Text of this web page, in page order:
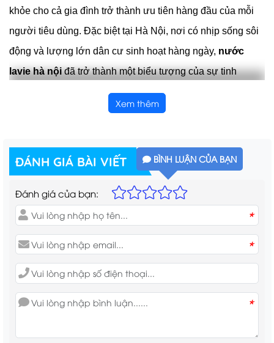
khỏe cho cả gia đình trở thành ưu tiên hàng đầu của mỗi
người tiêu dùng. Đặc biệt tại Hà Nội, nơi có nhịp sống sôi
động và lượng lớn dân cư sinh hoạt hàng ngày, nước
lavie hà nộiđã trở thành một biểu tượng của sự tinh
khiết, tiện lợi và ý thức bảo vệ môi trường. Với xuất phát
từ thiên nhiên trong lành, nước Lavie không chỉ đơn
phong cách sống khỏe mạnh, bền vững và đậm nét văn
Nước Lavie Hà Nội - Biểu tượng của sự tự
nhiên và chất lượng cao
Nhắc đếnnước lavie hà nội, ta nghĩ ngay đến một
thương hiệu nổi bật, được nhiều khách hàng yêu thích và
tin dùng. Không chỉ sở hữu nguồn nước khoáng tự nhiên
nhu cầu của từng nhóm đối tượng khách hàng, từ trẻ nhỏ
Xem thêm
ĐÁNH GIÁ BÀI VIẾT BÌNH LUẬN CỦA BẠN
Đánh giá của bạn:
*
*
*